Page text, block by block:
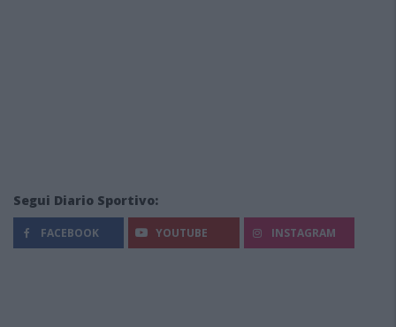
Segui Diario Sportivo:
FACEBOOK YOUTUBE INSTAGRAM